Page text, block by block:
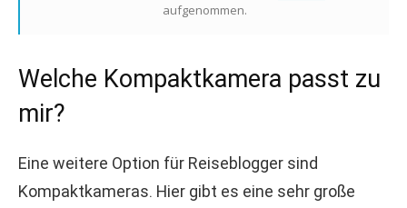
aufgenommen.
Welche Kompaktkamera passt zu
mir?
Eine weitere Option für Reiseblogger sind
Kompaktkameras. Hier gibt es eine sehr große